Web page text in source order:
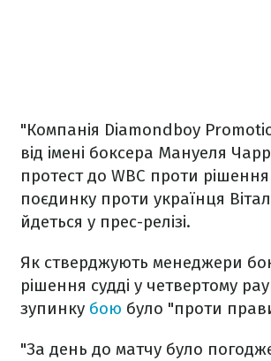
"Компанія Diamondboy
від імені боксера Мануеля
протест до WBC проти
поєдинку проти українця
йдеться у прес-релізі.
Як стверджують менеджери
рішення судді у четвертому
зупинку бою було "проти
"За день до матчу було